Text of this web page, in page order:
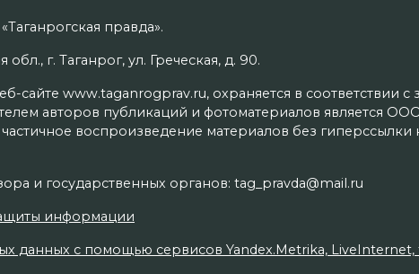
правда».
г. Таганрог, ул. Греческая, д. 90.
сайте www.taganrogprav.ru, охраняется в соответствии с
авторов публикаций и фотоматериалов является
воспроизведение материалов без гиперссылки
и государственных органов: tag_pravda@mail.ru
информации
данных с помощью сервисов Yandex.Metrika, LiveInternet,